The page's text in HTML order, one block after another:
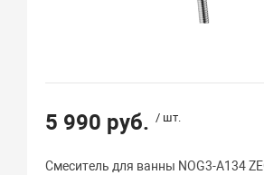
5 990 руб. / шт.
Смеситель для ванны NOG3-A134